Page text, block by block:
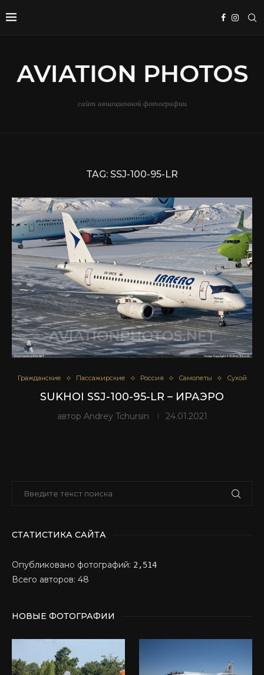
сайт авиационной фотографии
TAG: SSJ-100-95-LR
Гражданские Пассажирские Россия Самолеты Сухой
SUKHOI SSJ-100-95-LR – ИРАЭРО
автор Andrey Tchursin 24.01.2021
СТАТИСТИКА САЙТА
Опубликовано фотографий: 2,514
Всего авторов: 48
НОВЫЕ ФОТОГРАФИИ